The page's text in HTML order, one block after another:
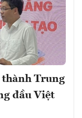
Trung
đầu Việt